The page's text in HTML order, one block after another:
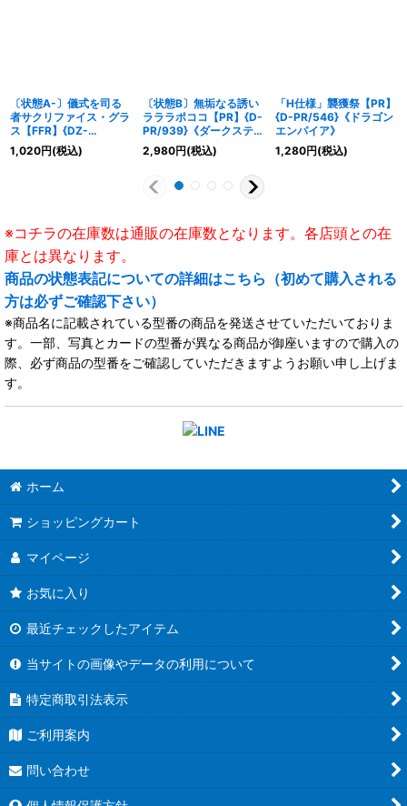
〔状態A-〕儀式を司る
者サクリファイス・グラ
ス【FFR】{DZ-
BT03/FFR05}《ダーク
ステイツ》
1,020円(税込)
〔状態B〕無垢なる誘い
ラララポココ【PR】{D-
PR/939}《ダークステイ
ツ》
2,980円(税込)
「H仕様」襲獲祭【PR】
{D-PR/546}《ドラゴン
エンパイア》
1,280円(税込)
※コチラの在庫数は通販の在庫数となります。各店頭との在
庫とは異なります。
商品の状態表記についての詳細はこちら（初めて購入される
方は必ずご確認下さい）
※商品名に記載されている型番の商品を発送させていただいておりま
す。一部、写真とカードの型番が異なる商品が御座いますので購入の
際、必ず商品の型番をご確認していただきますようお願い申し上げま
す。
ホーム
ショッピングカート
マイページ
お気に入り
最近チェックしたアイテム
当サイトの画像やデータの利用について
特定商取引法表示
ご利用案内
問い合わせ